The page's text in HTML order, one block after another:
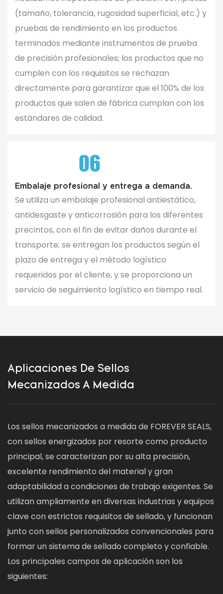
(tamaño, tolerancia, rugosidad superficial, etc.) y
pruebas de rendimiento en los productos
terminados mediante instrumentos de prueba
de precisión profesionales; los productos que no
cumplen con los requisitos se rechazan
directamente para garantizar que el 100% de los
productos que salen de fábrica cumplan con los
estándares de calidad.
Embalaje profesional y entrega a demanda.
Se utiliza un embalaje profesional antiestático,
antidesgaste y anticorrosión para los diferentes
precintos, con el fin de evitar daños durante el
transporte; se entregan los productos según el
plazo de entrega y el método logístico
requeridos por el cliente, y se proporciona un
servicio de seguimiento logístico en tiempo real.
Aplicaciones De Sellos
Mecanizados A Medida
Los sellos mecanizados a medida de FOREVER SEALS,
con sellos energizados por resorte como producto
principal, se caracterizan por su alta precisión,
excelente rendimiento del material y gran
adaptabilidad a condiciones de trabajo exigentes. Se
utilizan ampliamente en diversas industrias y equipos
clave con estrictos requisitos de sellado, y funcionan
junto con sellos personalizados convencionales para
formar un sistema de sellado completo y confiable.
Los principales campos de aplicación son los
siguientes: